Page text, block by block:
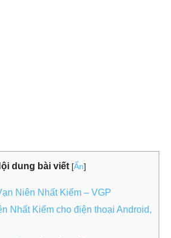
dung bài viết [Ẩn]
Niên Nhất Kiếm – VGP
Nhất Kiếm cho điện thoại Android,